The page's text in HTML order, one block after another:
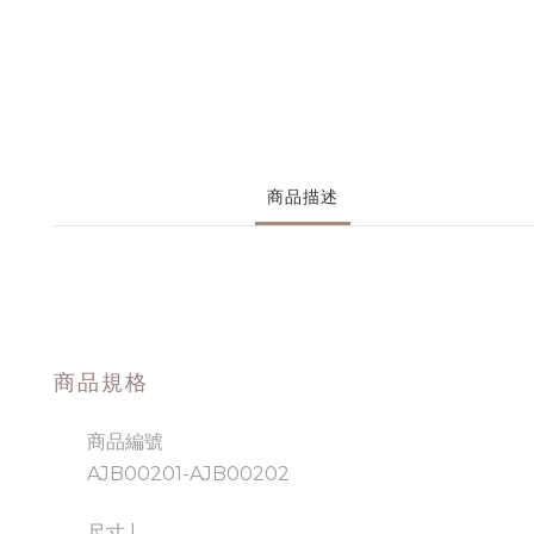
商品描述
商品規格
商品編號
AJB00201-AJB00202